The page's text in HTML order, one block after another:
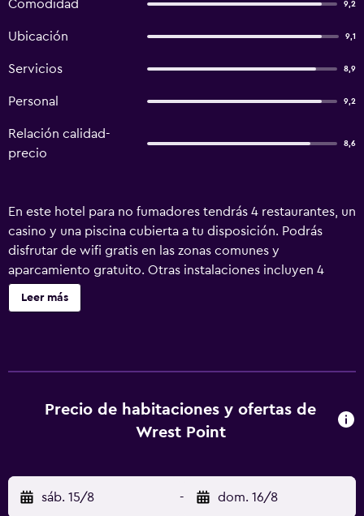
Comodidad 9,2
Ubicación 9,1
Servicios 8,9
Personal 9,2
Relación calidad-
precio
8,6
En este hotel para no fumadores tendrás 4 restaurantes, un
casino y una piscina cubierta a tu disposición. Podrás
disfrutar de wifi gratis en las zonas comunes y
aparcamiento gratuito. Otras instalaciones incluyen 4
bares o salas, un centro de bienestar y un bar-cafetería.
Wrest Point ofrece 271 alojamientos con caja fuerte y
equipados con artículos de higiene personal gratuitos y
secador de pelo. Los huéspedes pueden navegar por la
escritorio y teléfono. Las habitaciones también incluyen
tabla de planchar con plancha y cortinas opacas. Se
Leer más
Precio de habitaciones y ofertas de
Wrest Point
sáb. 15/8 - dom. 16/8